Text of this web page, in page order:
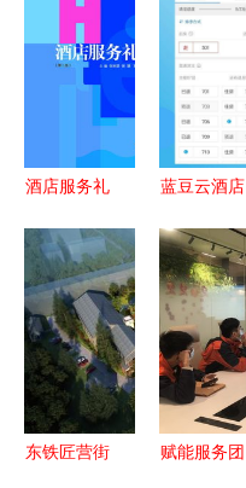
酒店服务礼
版） 高职
高专工学结
合酒店管理
专业核心教
材解析
蓝豆云酒店
下载与酒店
管理智能化
趋势
东铁匠营街
赋能服务团